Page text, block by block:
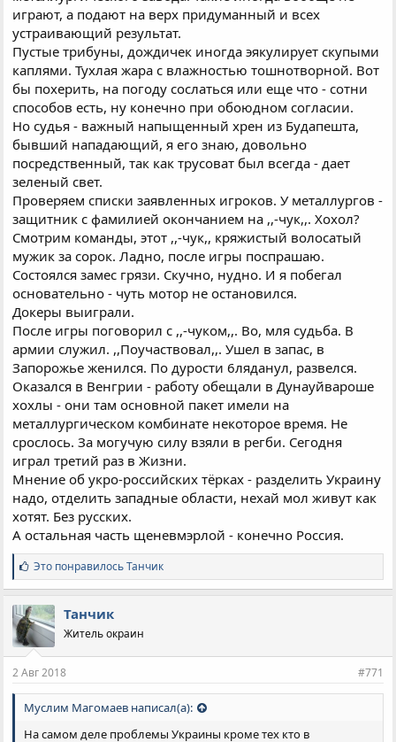
играют, а подают на верх придуманный и всех
устраивающий результат.
Пустые трибуны, дождичек иногда эякулирует скупыми
каплями. Тухлая жара с влажностью тошнотворной. Вот
бы похерить, на погоду сослаться или еще что - сотни
способов есть, ну конечно при обоюдном согласии.
Но судья - важный напыщенный хрен из Будапешта,
бывший нападающий, я его знаю, довольно
посредственный, так как трусоват был всегда - дает
зеленый свет.
Проверяем списки заявленных игроков. У металлургов -
защитник с фамилией окончанием на ,,-чук,,. Хохол?
Смотрим команды, этот ,,-чук,, кряжистый волосатый
мужик за сорок. Ладно, после игры поспрашаю.
Состоялся замес грязи. Скучно, нудно. И я побегал
основательно - чуть мотор не остановился.
Докеры выиграли.
После игры поговорил с ,,-чуком,,. Во, мля судьба. В
армии служил. ,,Поучаствовал,,. Ушел в запас, в
Запорожье женился. По дурости 6ляданул, развелся.
Оказался в Венгрии - работу обещали в Дунауйвароше
хохлы - они там основной пакет имели на
металлургическом комбинате некоторое время. Не
срослось. За могучую силу взяли в регби. Сегодня
играл третий раз в Жизни.
Мнение об укро-российских тёрках - разделить Украину
надо, отделить западные области, нехай мол живут как
хотят. Без русских.
А остальная часть щеневмэрлой - конечно Россия.
С
и
м
п
а
т
и
:
Это понравилосьТанчик
Танчик
Житель окраин
2 Авг 2018 #771
Муслим Магомаев написал(а):
На самом деле проблемы Украины кроме тех кто в